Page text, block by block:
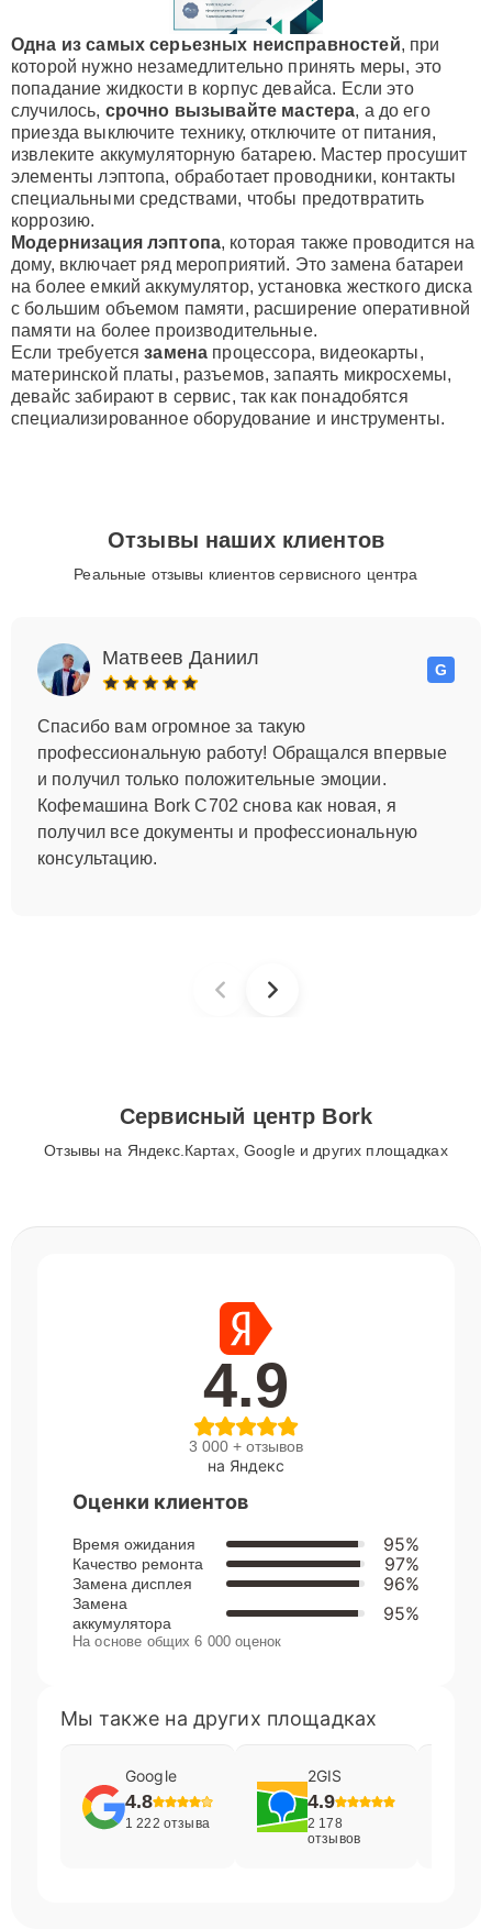
Одна из самых серьезных неисправностей, при
которой нужно незамедлительно принять меры, это
попадание жидкости в корпус девайса. Если это
случилось, срочно вызывайте мастера, а до его
приезда выключите технику, отключите от питания,
извлеките аккумуляторную батарею. Мастер просушит
элементы лэптопа, обработает проводники, контакты
специальными средствами, чтобы предотвратить
коррозию.
Модернизация лэптопа, которая также проводится на
дому, включает ряд мероприятий. Это замена батареи
на более емкий аккумулятор, установка жесткого диска
с большим объемом памяти, расширение оперативной
памяти на более производительные.
Если требуетсязамена процессора, видеокарты,
материнской платы, разъемов, запаять микросхемы,
девайс забирают в сервис, так как понадобятся
специализированное оборудование и инструменты.
Отзывы наших клиентов
Реальные отзывы клиентов сервисного центра
Матвеев Даниил
G
Спасибо вам огромное за такую
профессиональную работу! Обращался впервые
и получил только положительные эмоции.
Кофемашина Bork C702 снова как новая, я
получил все документы и профессиональную
консультацию.
Сервисный центр Bork
Отзывы на Яндекс.Картах, Google и других площадках
4.9
3 000 + отзывов
на Яндекс
Оценки клиентов
Время ожидания 95%
Качество ремонта 97%
Замена дисплея 96%
Замена
аккумулятора
95%
На основе общих 6 000 оценок
Мы также на других площадках
Google
4.8
1 222 отзыва
2GIS
4.9
2 178
отзывов